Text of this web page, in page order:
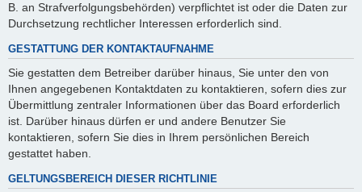
B. an Strafverfolgungsbehörden) verpflichtet ist oder die Daten zur
Durchsetzung rechtlicher Interessen erforderlich sind.
GESTATTUNG DER KONTAKTAUFNAHME
Sie gestatten dem Betreiber darüber hinaus, Sie unter den von
Ihnen angegebenen Kontaktdaten zu kontaktieren, sofern dies zur
Übermittlung zentraler Informationen über das Board erforderlich
ist. Darüber hinaus dürfen er und andere Benutzer Sie
kontaktieren, sofern Sie dies in Ihrem persönlichen Bereich
gestattet haben.
GELTUNGSBEREICH DIESER RICHTLINIE